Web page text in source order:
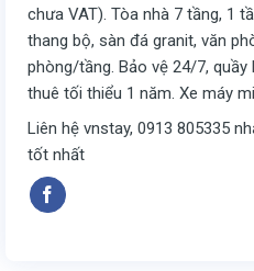
chưa VAT). Tòa nhà 7 tầng, 1
thang bộ, sàn đá granit, văn
phòng/tầng. Bảo vệ 24/7, quầy
thuê tối thiểu 1 năm. Xe máy
Liên hệ vnstay, 0913 805335
tốt nhất